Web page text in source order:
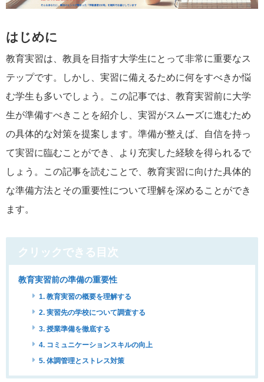
はじめに
教育実習は、教員を目指す大学生にとって非常に重要なス
テップです。しかし、実習に備えるために何をすべきか悩
む学生も多いでしょう。この記事では、教育実習前に大学
生が準備すべきことを紹介し、実習がスムーズに進むため
の具体的な対策を提案します。準備が整えば、自信を持っ
て実習に臨むことができ、より充実した経験を得られるで
しょう。この記事を読むことで、教育実習に向けた具体的
な準備方法とその重要性について理解を深めることができ
ます。
クリックできる目次
教育実習前の準備の重要性
1. 教育実習の概要を理解する
2. 実習先の学校について調査する
3. 授業準備を徹底する
4. コミュニケーションスキルの向上
5. 体調管理とストレス対策